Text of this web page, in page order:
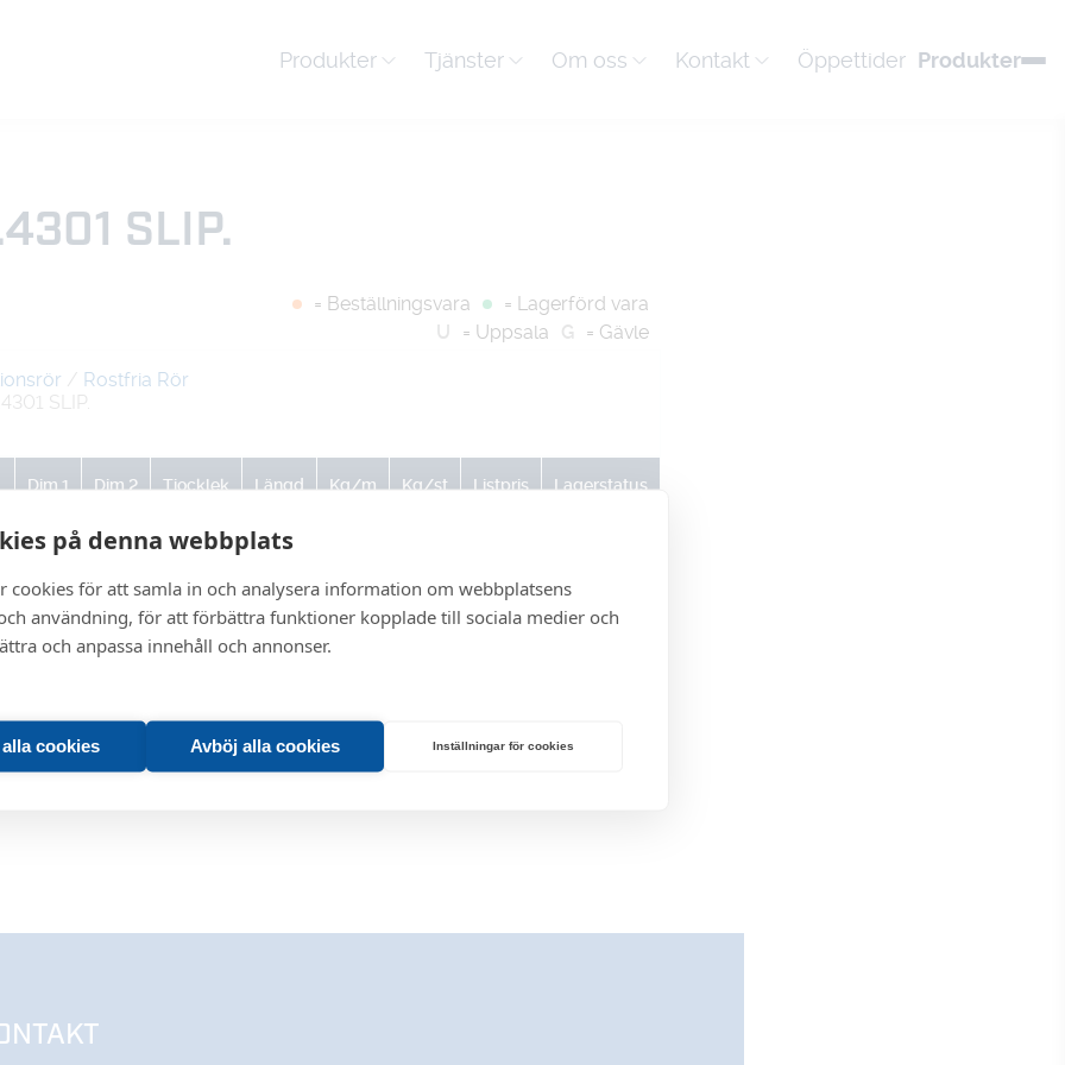
på denna webbplats
cookies för att samla in och analysera information om webbplatsens
användning, för att förbättra funktioner kopplade till sociala medier och
och anpassa innehåll och annonser.
cookies Avböj alla cookies Inställningar för cookies
Produkter Tjänster Om oss Kontakt Öppettider Produkter
SLIP.
= Beställningsvara
= Lagerförd vara
U
= Uppsala G = Gävle
/ Rostfria Rör
SLIP.
Dim 1 Dim 2 Tjocklek Längd Kg/m Kg/st Listpris Lagerstatus
0 0 0 0